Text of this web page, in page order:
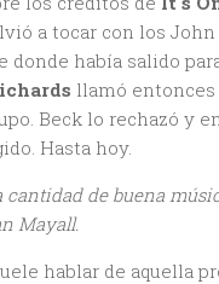
a tocar con los John
donde había salido
llamó entonces
Beck lo rechazó y
Hasta hoy.
cantidad de buena
Mayall.
hablar de aquella